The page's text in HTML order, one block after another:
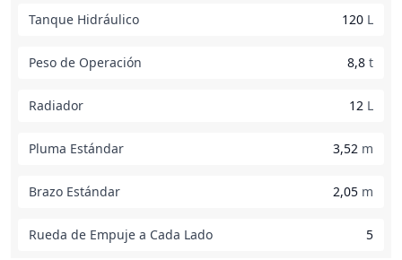
Tanque Hidráulico 120 L
Peso de Operación 8,8 t
Radiador 12 L
Pluma Estándar 3,52 m
Brazo Estándar 2,05 m
Rueda de Empuje a Cada Lado 5